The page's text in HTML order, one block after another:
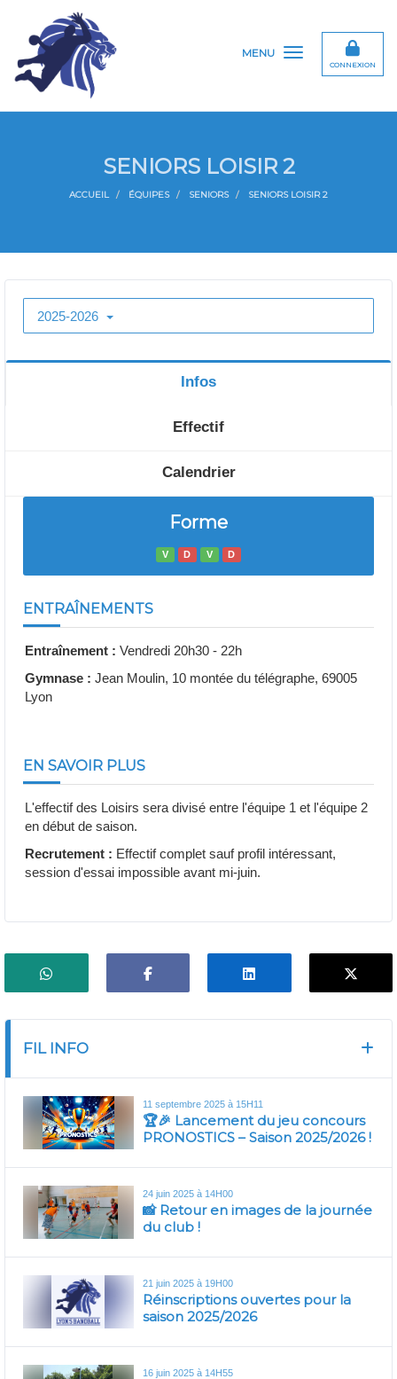
CONNEXION
MENU
SENIORS LOISIR 2
ACCUEIL ÉQUIPES SENIORS SENIORS LOISIR 2
2025-2026
Infos
Effectif
Calendrier
Forme
V D V D
ENTRAÎNEMENTS
Entraînement : Vendredi 20h30 - 22h
Gymnase : Jean Moulin, 10 montée du télégraphe, 69005
Lyon
EN SAVOIR PLUS
L'effectif des Loisirs sera divisé entre l'équipe 1 et l'équipe 2
en début de saison.
Recrutement : Effectif complet sauf profil intéressant,
session d'essai impossible avant mi-juin.
FIL INFO
11 septembre 2025 à 15H11
🏆🎉 Lancement du jeu concours
PRONOSTICS – Saison 2025/2026 !
24 juin 2025 à 14H00
📸 Retour en images de la journée
du club !
21 juin 2025 à 19H00
Réinscriptions ouvertes pour la
saison 2025/2026
16 juin 2025 à 14H55
Panneau de gestion des cookies